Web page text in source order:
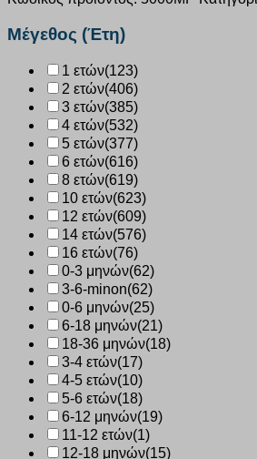
5000
MPEZ
ποσότητα
Μέγεθος (Έτη)
1 ετών(123)
2 ετών(406)
3 ετών(385)
4 ετών(532)
5 ετών(377)
6 ετών(616)
8 ετών(619)
10 ετών(623)
12 ετών(609)
14 ετών(576)
16 ετών(76)
0-3 μηνών(62)
3-6-minon(62)
0-6 μηνών(25)
6-18 μηνών(21)
18-36 μηνών(18)
3-4 ετών(17)
4-5 ετών(10)
5-6 ετών(18)
6-12 μηνών(19)
11-12 ετών(1)
12-18 μηνών(15)